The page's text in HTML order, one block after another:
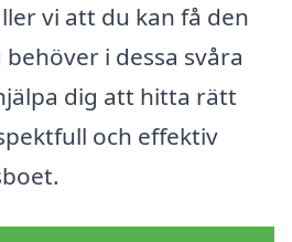
vi att du kan få den
i dessa svåra
dig att hitta rätt
och effektiv